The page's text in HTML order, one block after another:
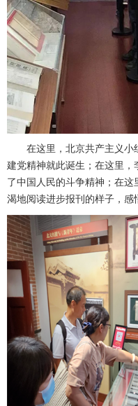
在这里，北京共产主义小
建党精神就此诞生；在这里
了中国人民的斗争精神；在
渴地阅读进步报刊的样子，感